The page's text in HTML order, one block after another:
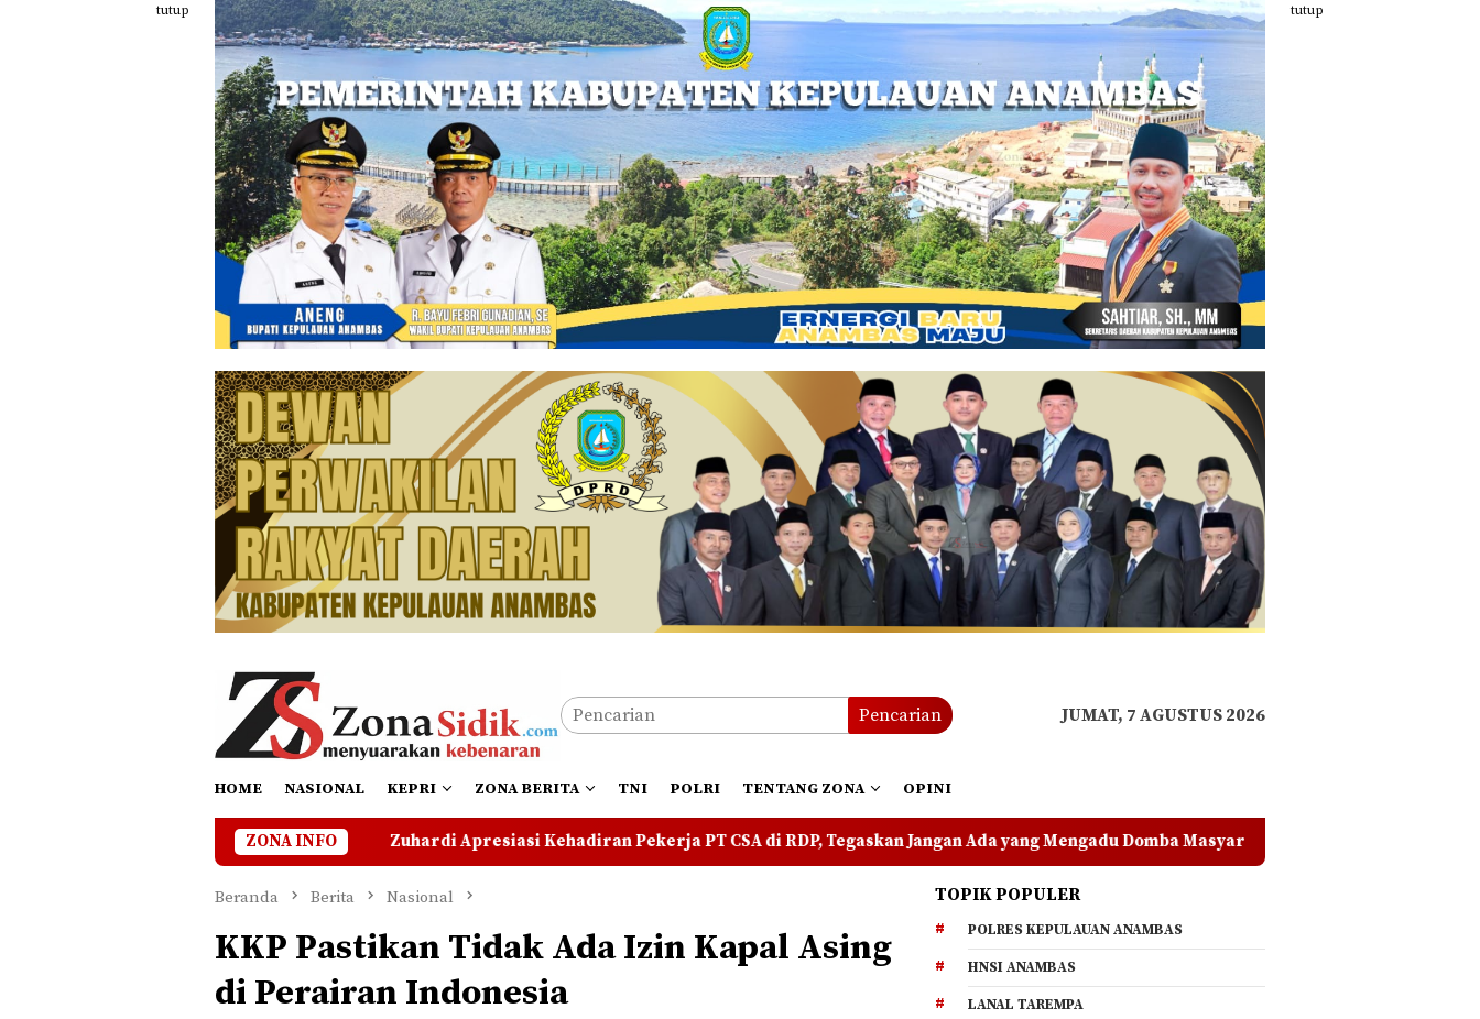
tutup tutup
Pencarian JUMAT, 7 AGUSTUS 2026
HOME NASIONAL KEPRI ZONA BERITA TNI POLRI TENTANG ZONA OPINI
ZONA INFO
Zuhardi Apresiasi Kehadiran Pekerja PT CSA di RDP, Tegaskan Jangan Ada yang Mengadu Domba Masyarakat Polres Anambas Tegas dan
Beranda Berita Nasional
KKP Pastikan Tidak Ada Izin Kapal Asing
di Perairan Indonesia
TOPIK POPULER
POLRES KEPULAUAN ANAMBAS
HNSI ANAMBAS
LANAL TAREMPA